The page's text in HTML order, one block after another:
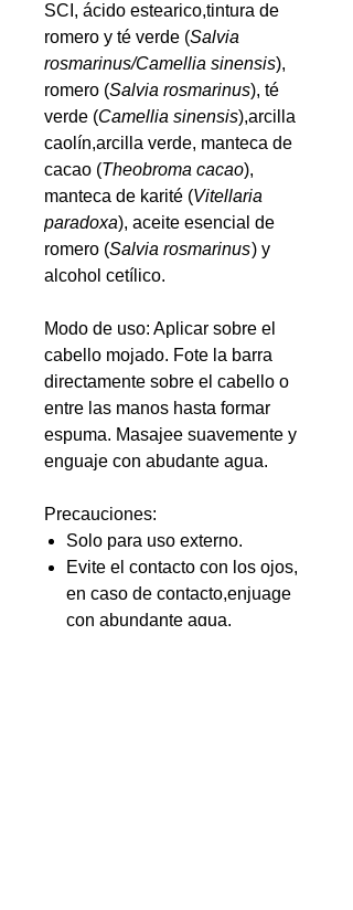
SCI, ácido estearico,tintura de
romero y té verde (Salvia
rosmarinus/Camellia sinensis),
romero (Salvia rosmarinus), té
verde (Camellia sinensis),arcilla
caolín,arcilla verde, manteca de
cacao (Theobroma cacao),
manteca de karité (Vitellaria
paradoxa), aceite esencial de
romero (Salvia rosmarinus) y
alcohol cetílico.
Modo de uso: Aplicar sobre el
cabello mojado. Fote la barra
directamente sobre el cabello o
entre las manos hasta formar
espuma. Masajee suavemente y
enguaje con abudante agua.
Precauciones:
Solo para uso externo.
Evite el contacto con los ojos,
en caso de contacto,enjuage
con abundante agua.